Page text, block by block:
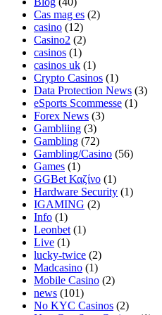
Cas mag es (2)
casino (12)
Casino2 (2)
casinos (1)
casinos uk (1)
Crypto Casinos (1)
Data Protection News (3)
eSports Scommesse (1)
Forex News (3)
Gambliing (3)
Gambling (72)
Gambling/Casino (56)
Games (1)
GGBet Καζίνο (1)
Hardware Security (1)
IGAMING (2)
Info (1)
Leonbet (1)
Live (1)
lucky-twice (2)
Madcasino (1)
Mobile Casino (2)
news (101)
No KYC Casinos (2)